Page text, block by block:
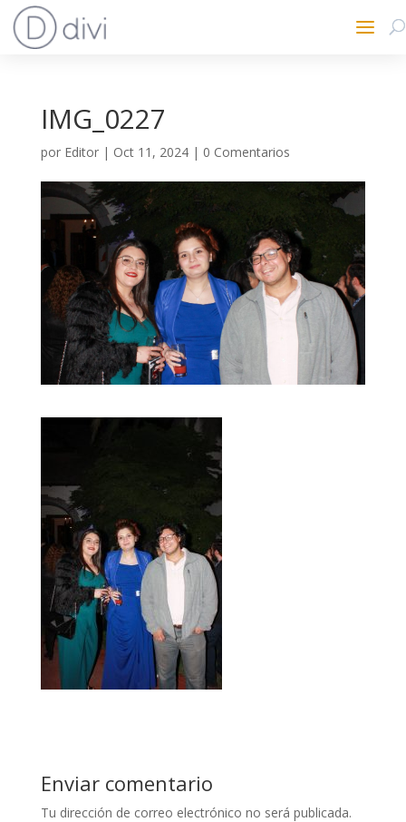
IMG_0227
por Editor| Oct 11, 2024| 0 Comentarios
Enviar comentario
Tu dirección de correo electrónico no será publicada.